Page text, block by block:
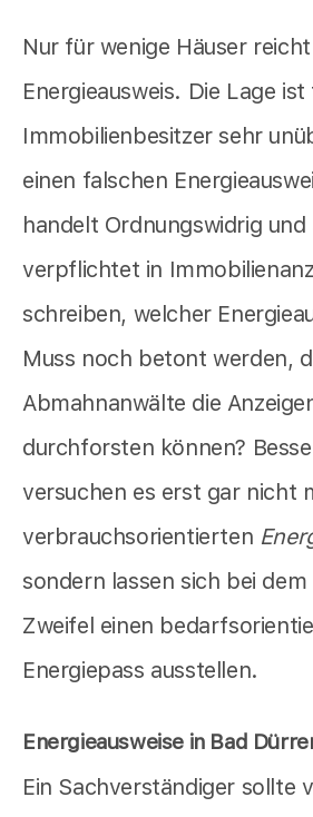
Nur für wenige Häuser
Energieausweis. Die Lage
Immobilienbesitzer sehr
einen falschen
handelt Ordnungswidrig und
verpflichtet in
schreiben, welcher
Muss noch betont werden,
Abmahnanwälte die
durchforsten können?
versuchen es erst gar nicht
verbrauchsorientierten
sondern lassen sich bei
Zweifel einen
Energiepass ausstellen.
Energieausweise in Bad
Ein Sachverständiger sollte